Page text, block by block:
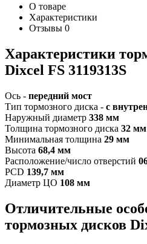
О товаре
Характеристики
Отзывы 0
Характеристики т
Dixcel FS 3119313S
Ось - передний мост
Тип тормозного диска - с
Наружный диаметр 338 мм
Толщина тормозного диска 32 мм
Минимальная толщина 29 мм
Высота 68,4 мм
Расположение/число отверстий
PCD 139,7 мм
Диаметр ЦО 108 мм
Отличительные
тормозных дисков